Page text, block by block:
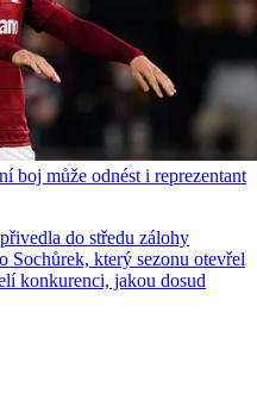
boj může odnést i reprezentant
do středu zálohy
Sochůrek, který sezonu otevřel
konkurenci, jakou dosud